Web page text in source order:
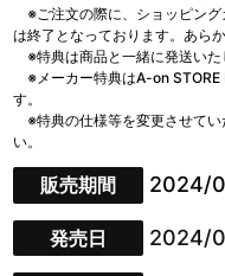
※ご注文の際に、ショッピング
は終了となっております。あら
※特典は商品と一緒に発送いた
※メーカー特典はA-on
す。
※特典の仕様等を変更させてい
い。
販売期間 2024/
発売日 2024/